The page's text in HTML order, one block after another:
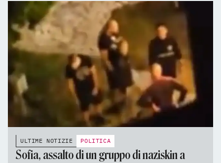
ULTIME NOTIZIE POLITICA
Sofia, assalto di un gruppo di naziskin a